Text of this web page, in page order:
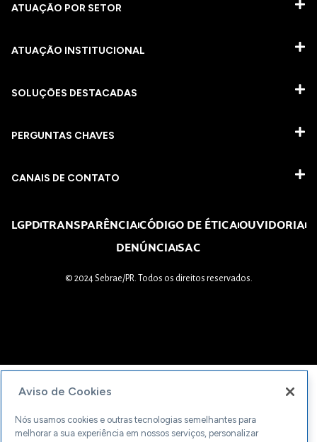
ATUAÇÃO POR SETOR
ATUAÇÃO INSTITUCIONAL
SOLUÇÕES DESTACADAS
PERGUNTAS CHAVES​
CANAIS DE CONTATO
LGPDTRANSPARÊNCIACÓDIGO DE ÉTICAOUVIDORIA
DENÚNCIASAC
© 2024 Sebrae/PR. Todos os direitos reservados.
Aviso de Cookies
Nós usamos cookies e outras tecnologias semelhantes para
melhorar a sua experiência em nossos serviços, personalizar